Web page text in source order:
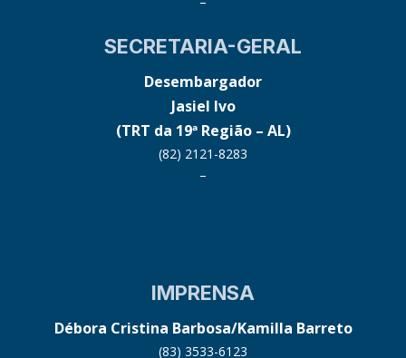
SECRETARIA-GERAL
Desembargador
Jasiel Ivo
(TRT da 19ª Região – AL)
(82) 2121-8283
–
IMPRENSA
Débora Cristina Barbosa/Kamilla Barreto
(83) 3533-6123